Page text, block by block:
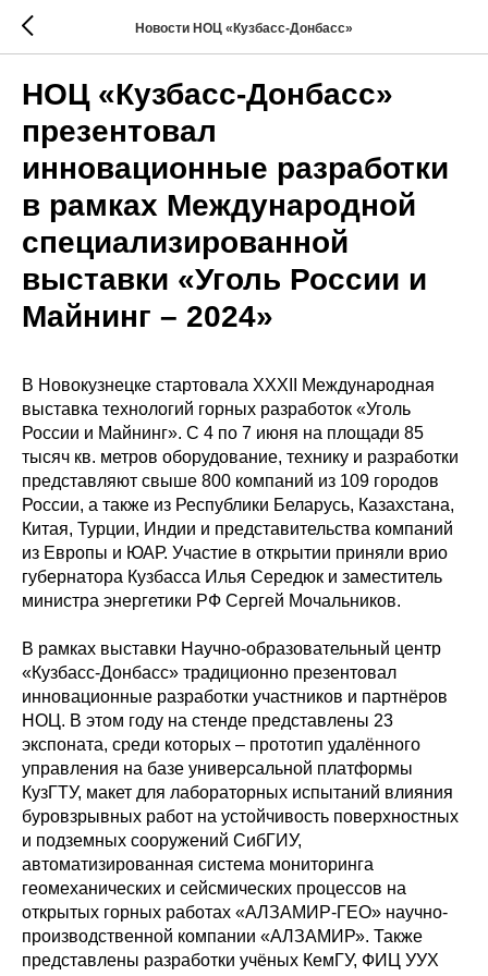
Новости НОЦ «Кузбасс-Донбасс»
НОЦ «Кузбасс-Донбасс»
презентовал
инновационные разработки
в рамках Международной
специализированной
выставки «Уголь России и
Майнинг – 2024»
В Новокузнецке стартовала XXXII Международная
выставка технологий горных разработок «Уголь
России и Майнинг». С 4 по 7 июня на площади 85
тысяч кв. метров оборудование, технику и разработки
представляют свыше 800 компаний из 109 городов
России, а также из Республики Беларусь, Казахстана,
Китая, Турции, Индии и представительства компаний
из Европы и ЮАР. Участие в открытии приняли врио
губернатора Кузбасса Илья Середюк и заместитель
министра энергетики РФ Сергей Мочальников.
В рамках выставки Научно-образовательный центр
«Кузбасс-Донбасс» традиционно презентовал
инновационные разработки участников и партнёров
НОЦ. В этом году на стенде представлены 23
экспоната, среди которых – прототип удалённого
управления на базе универсальной платформы
КузГТУ, макет для лабораторных испытаний влияния
буровзрывных работ на устойчивость поверхностных
и подземных сооружений СибГИУ,
автоматизированная система мониторинга
геомеханических и сейсмических процессов на
открытых горных работах «АЛЗАМИР-ГЕО» научно-
производственной компании «АЛЗАМИР». Также
представлены разработки учёных КемГУ, ФИЦ УУХ